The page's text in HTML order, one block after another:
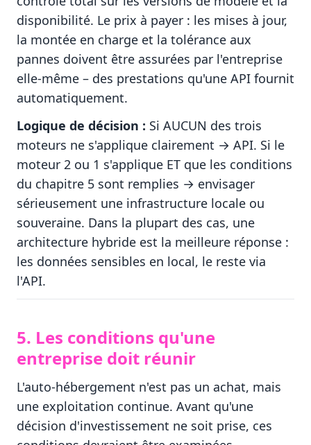
disponibilité. Le prix à payer : les mises à jour,
la montée en charge et la tolérance aux
pannes doivent être assurées par l'entreprise
elle-même – des prestations qu'une API fournit
automatiquement.
Logique de décision : Si AUCUN des trois
moteurs ne s'applique clairement → API. Si le
moteur 2 ou 1 s'applique ET que les conditions
du chapitre 5 sont remplies → envisager
sérieusement une infrastructure locale ou
souveraine. Dans la plupart des cas, une
architecture hybride est la meilleure réponse :
les données sensibles en local, le reste via
l'API.
5. Les conditions qu'une
entreprise doit réunir
L'auto-hébergement n'est pas un achat, mais
une exploitation continue. Avant qu'une
décision d'investissement ne soit prise, ces